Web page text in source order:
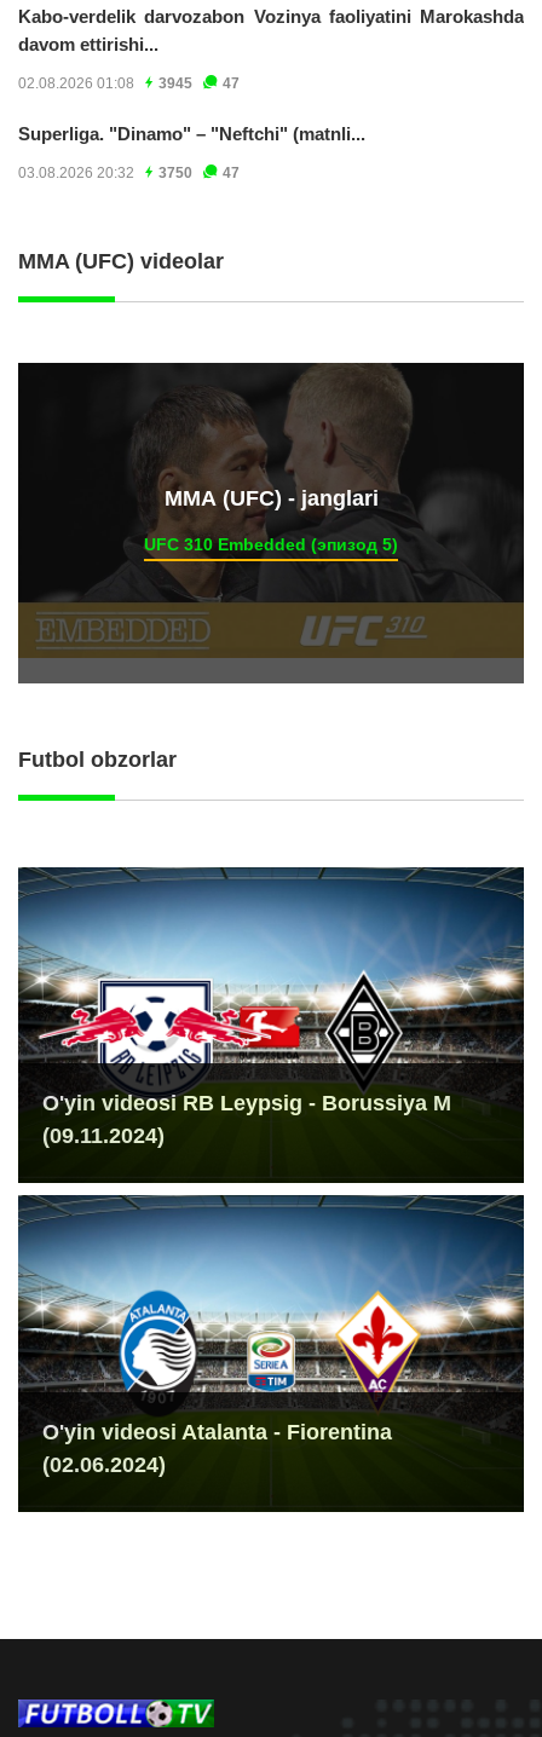
Kabo-verdelik darvozabon Vozinya faoliyatini Marokashda
davom ettirishi...
02.08.2026 01:08 3945 47
Superliga. "Dinamo" – "Neftchi" (matnli...
03.08.2026 20:32 3750 47
MMA (UFC) videolar
ММА (UFC) - janglari
UFC 310 Embedded (эпизод 5)
Futbol obzorlar
O'yin videosi RB Leypsig - Borussiya M
(09.11.2024)
O'yin videosi Atalanta - Fiorentina
(02.06.2024)